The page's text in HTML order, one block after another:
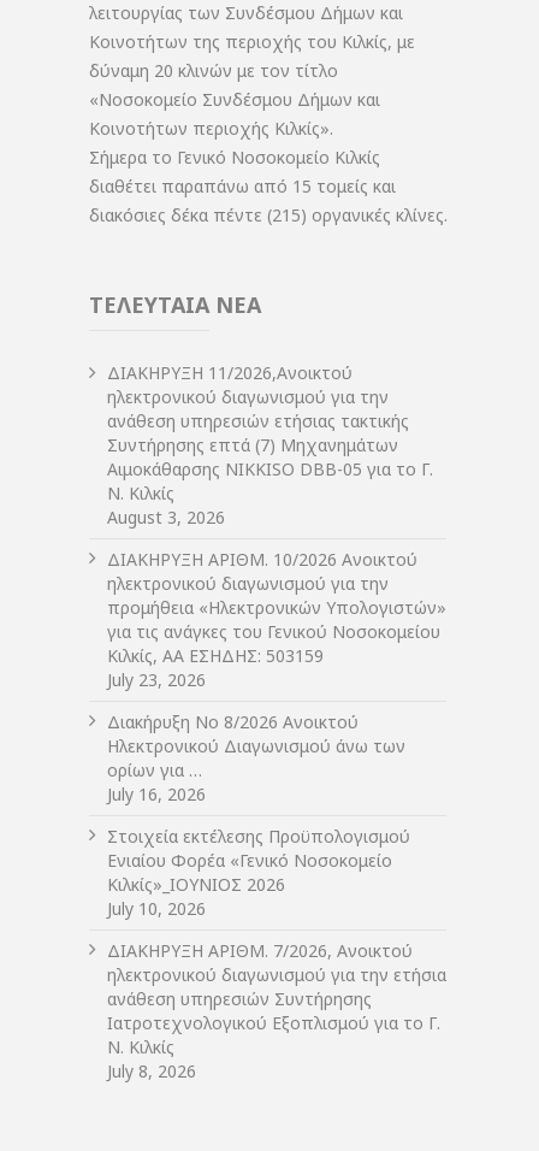
λειτουργίας των Συνδέσμου Δήμων και
Κοινοτήτων της περιοχής του Κιλκίς, με
δύναμη 20 κλινών με τον τίτλο
«Νοσοκομείο Συνδέσμου Δήμων και
Κοινοτήτων περιοχής Κιλκίς».
Σήμερα το Γενικό Νοσοκομείο Κιλκίς
διαθέτει παραπάνω από 15 τομείς και
διακόσιες δέκα πέντε (215) οργανικές κλίνες.
ΤΕΛΕΥΤΑΙΑ ΝΕΑ
ΔIΑΚΗΡΥΞΗ 11/2026,Ανοικτού
ηλεκτρονικού διαγωνισμού για την
ανάθεση υπηρεσιών ετήσιας τακτικής
Συντήρησης επτά (7) Μηχανημάτων
Αιμοκάθαρσης NIKKISO DBB-05 για το Γ.
Ν. Κιλκίς
August 3, 2026
ΔIΑΚΗΡΥΞΗ ΑΡIΘΜ. 10/2026 Ανοικτού
ηλεκτρονικού διαγωνισμού για την
προμήθεια «Ηλεκτρονικών Υπολογιστών»
για τις ανάγκες του Γενικού Νοσοκομείου
Κιλκίς, ΑΑ ΕΣΗΔΗΣ: 503159
July 23, 2026
Διακήρυξη Νο 8/2026 Ανοικτού
Ηλεκτρονικού Διαγωνισμού άνω των
ορίων για …
July 16, 2026
Στοιχεία εκτέλεσης Προϋπολογισμού
Ενιαίου Φορέα «Γενικό Νοσοκομείο
Κιλκίς»_ΙΟΥΝΙΟΣ 2026
July 10, 2026
ΔIΑΚΗΡΥΞΗ ΑΡIΘΜ. 7/2026, Ανοικτού
ηλεκτρονικού διαγωνισμού για την ετήσια
ανάθεση υπηρεσιών Συντήρησης
Ιατροτεχνολογικού Εξοπλισμού για το Γ.
Ν. Κιλκίς
July 8, 2026